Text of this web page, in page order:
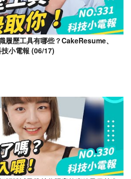
履歷工具有哪些？CakeResume、
小電報 (06/17)